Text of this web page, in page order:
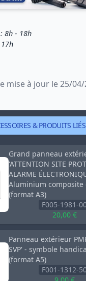
& PRODUITS LIÉS
Grand panneau
'ATTENTION SITE
ALARME
Aluminium composite
(format A3)
F005-1981-
20,00 €
Panneau extérieur
SVP' - symbole
(format A5)
F001-1312-
8h - 18h
mise à jour le 25/04/